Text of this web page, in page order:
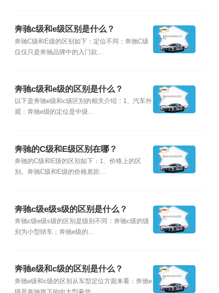
奔驰c级和e级区别是什么？
奔驰C级和E级的区别如下：定位不同：奔驰C级
仅仅只是奔驰品牌中的入门款...
奔驰c级和e级的区别是什么？
以下是奔驰e级和c级区别的相关介绍：1、汽车外
观：奔驰e级的定位是中级...
奔驰的C级和E级区别在哪？
奔驰的C级和E级的区别如下：1、价格上的区
别。奔驰C级和E级的价格差距...
奔驰c级e级s级的区别是什么？
奔驰c级e级s级的区别是级别不同：奔驰c级的级
别为小型轿车；奔驰e级的...
奔驰e级和c级的区别是什么？
奔驰e级和c级的区别从车型定位方面来看：奔驰e